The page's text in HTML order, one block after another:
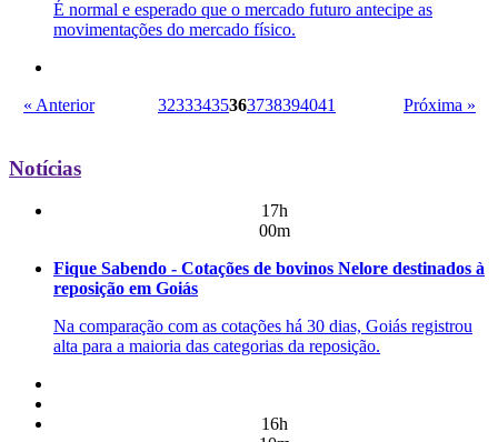
É normal e esperado que o mercado futuro antecipe as
movimentações do mercado físico.
« Anterior 32333435363738394041 Próxima »
Notícias
17h
00m
Fique Sabendo - Cotações de bovinos Nelore destinados à
reposição em Goiás
Na comparação com as cotações há 30 dias, Goiás registrou
alta para a maioria das categorias da reposição.
16h